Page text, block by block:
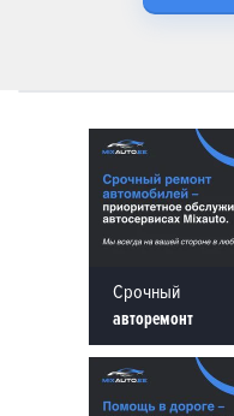
Срочный
авторемонт